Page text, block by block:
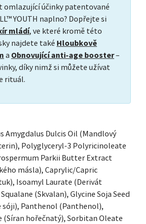
omlazující účinky patentované
YOUTH naplno? Dopřejte si
mládí, ve které kromě této
najdete také Hloubkově
a Obnovující anti-age booster–
díky nimž si můžete užívat
rituál.
Amygdalus Dulcis Oil (Mandlový
Polyglyceryl-3 Polyricinoleate
Parkii Butter Extract
másla), Caprylic/Capric
Isoamyl Laurate (Derivát
(Skvalan), Glycine Soja Seed
Panthenol (Panthenol),
(Síran hořečnatý), Sorbitan Oleate